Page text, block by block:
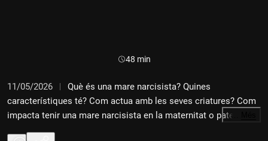
Durada:
48 min
11/05/2026
Què és una mare narcisista? Quines
característiques té? Com actua amb les seves criatures? Com
impacta tenir una mare narcisista en la maternitat o paternitat
pròpia? Se'ls pot posar límits? Com podem saber si som
…